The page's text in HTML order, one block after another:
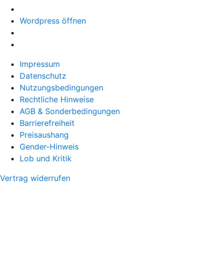
Wordpress öffnen
Impressum
Datenschutz
Nutzungsbedingungen
Rechtliche Hinweise
AGB & Sonderbedingungen
Barrierefreiheit
Preisaushang
Gender-Hinweis
Lob und Kritik
Vertrag widerrufen